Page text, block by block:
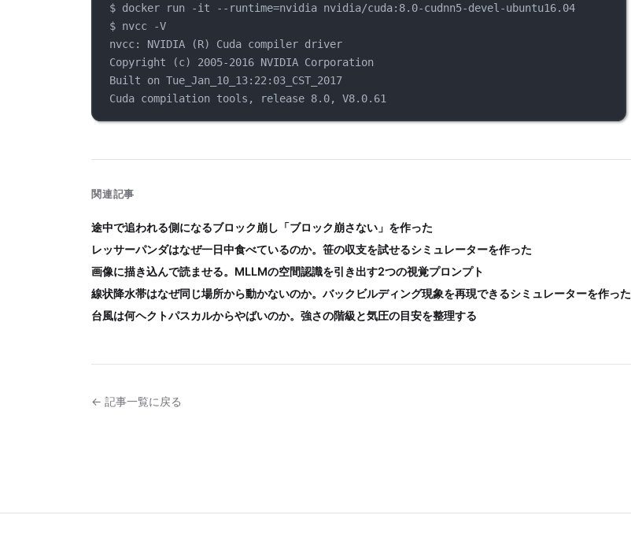
$ docker run -it --runtime=nvidia nvidia/cuda:8.0-cudnn5-devel-ubuntu16.04
$ nvcc -V
nvcc: NVIDIA (R) Cuda compiler driver
Copyright (c) 2005-2016 NVIDIA Corporation
Built on Tue_Jan_10_13:22:03_CST_2017
Cuda compilation tools, release 8.0, V8.0.61
関連記事
途中で追われる側になるブロック崩し「ブロック崩さない」を作った
レッサーパンダはなぜ一日中食べているのか。笹の収支を試せるシミュレーターを作った
画像に描き込んで読ませる。MLLMの空間認識を引き出す2つの視覚プロンプト
線状降水帯はなぜ同じ場所から動かないのか。バックビルディング現象を再現できるシミュレーターを作った
台風は何ヘクトパスカルからやばいのか。強さの階級と気圧の目安を整理する
← 記事一覧に戻る